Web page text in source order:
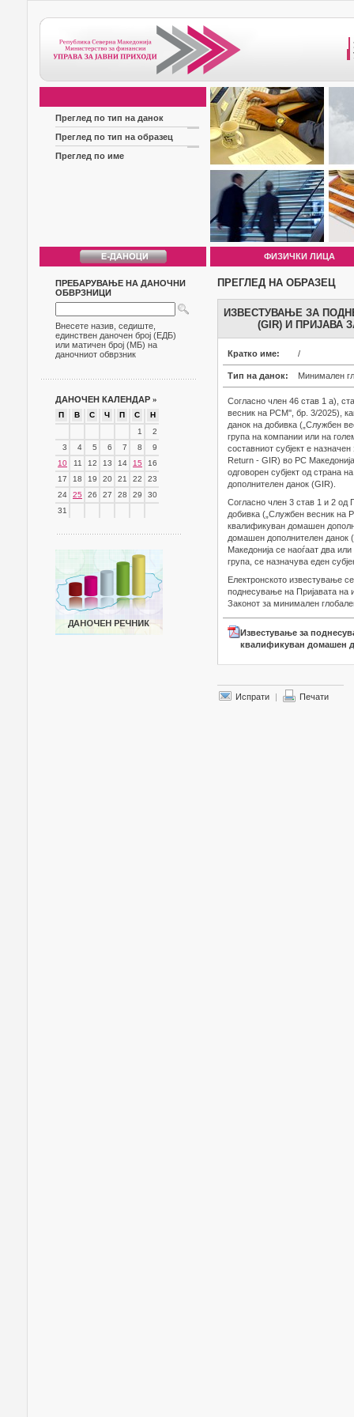
Преглед по тип на данок
Преглед по тип на образец
Преглед по име
ФИЗИЧКИ ЛИЦА
ПРЕБАРУВАЊЕ НА ДАНОЧНИ
ОБВРЗНИЦИ
Внесете назив, седиште,
единствен даночен број (ЕДБ)
или матичен број (МБ) на
даночниот обврзник
ДАНОЧЕН КАЛЕНДАР »
П В С Ч П С
Н
1
2
3
4 5 6 7 8
9
10
11 12 13 14 15
16
17
18 19 20 21 22
23
24
25 26 27 28 29
30
31
ПРЕГЛЕД НА ОБРАЗЕЦ
ИЗВЕСТУВАЊЕ ЗА
(GIR) И ПРИЈАВА
Кратко име: /
Тип на данок: Минимален
Согласно член 46 став 1 а),
весник на РСМ'', бр. 3/2025),
данок на добивка („Службен
група на компании или на
составниот субјект е
Return - GIR) во РС
одговорен субјект од страна
дополнителен данок (GIR).
Согласно член 3 став 1 и 2 од
добивка („Службен весник на
квалификуван домашен
домашен дополнителен данок
Македонија се наоѓаат два
група, се назначува еден
Електронското известување
поднесување на Пријавата на
Законот за минимален
Известување за
квалификуван домашен
Испрати | Печати